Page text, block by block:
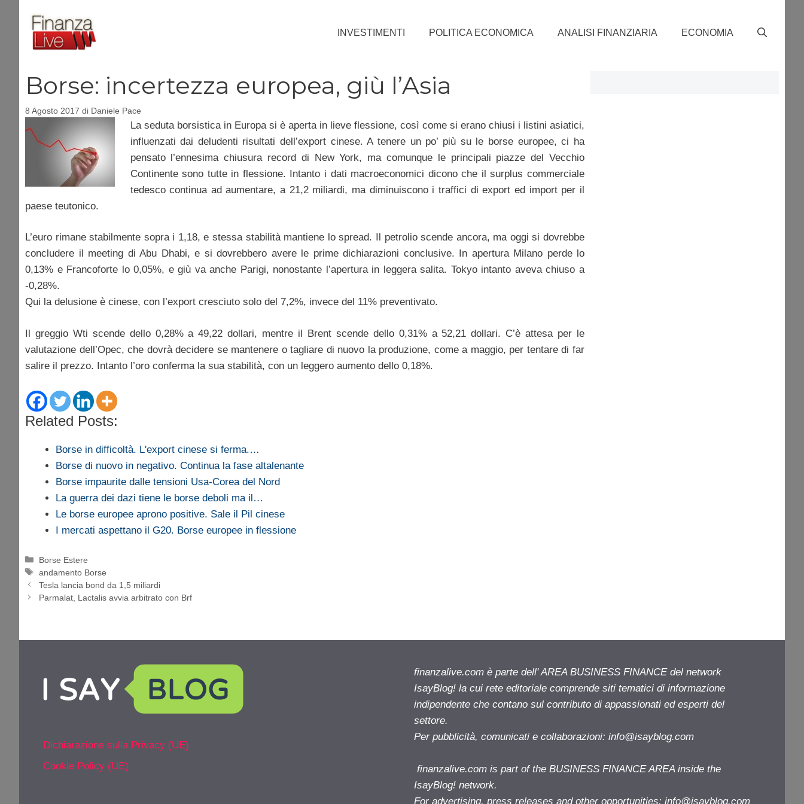
contenuto
INVESTIMENTI POLITICA ECONOMICA ANALISI FINANZIARIA ECONOMIA
Borse: incertezza europea, giù l’Asia
8 Agosto 2017 di Daniele Pace
La seduta borsistica in Europa si è aperta in lieve flessione, così come si erano chiusi i listini asiatici,
influenzati dai deludenti risultati dell’export cinese. A tenere un po’ più su le borse europee, ci ha
pensato l’ennesima chiusura record di New York, ma comunque le principali piazze del Vecchio
Continente sono tutte in flessione. Intanto i dati macroeconomici dicono che il surplus commerciale
tedesco continua ad aumentare, a 21,2 miliardi, ma diminuiscono i traffici di export ed import per il
paese teutonico.
L’euro rimane stabilmente sopra i 1,18, e stessa stabilità mantiene lo spread. Il petrolio scende ancora, ma oggi si dovrebbe
concludere il meeting di Abu Dhabi, e si dovrebbero avere le prime dichiarazioni conclusive. In apertura Milano perde lo
0,13% e Francoforte lo 0,05%, e giù va anche Parigi, nonostante l’apertura in leggera salita. Tokyo intanto aveva chiuso a
-0,28%.
Qui la delusione è cinese, con l’export cresciuto solo del 7,2%, invece del 11% preventivato.
Il greggio Wti scende dello 0,28% a 49,22 dollari, mentre il Brent scende dello 0,31% a 52,21 dollari. C’è attesa per le
valutazione dell’Opec, che dovrà decidere se mantenere o tagliare di nuovo la produzione, come a maggio, per tentare di far
salire il prezzo. Intanto l’oro conferma la sua stabilità, con un leggero aumento dello 0,18%.
Related Posts:
Borse in difficoltà. L'export cinese si ferma.…
Borse di nuovo in negativo. Continua la fase altalenante
Borse impaurite dalle tensioni Usa-Corea del Nord
La guerra dei dazi tiene le borse deboli ma il…
Le borse europee aprono positive. Sale il Pil cinese
I mercati aspettano il G20. Borse europee in flessione
Categorie
Borse Estere
Tag
andamento Borse
Tesla lancia bond da 1,5 miliardi
Parmalat, Lactalis avvia arbitrato con Brf
Dichiarazione sulla Privacy (UE)
Cookie Policy (UE)
finanzalive.com è parte dell' AREA BUSINESS FINANCE del network
IsayBlog! la cui rete editoriale comprende siti tematici di informazione
indipendente che contano sul contributo di appassionati ed esperti del
settore.
Per pubblicità, comunicati e collaborazioni: info@isayblog.com
finanzalive.com is part of the BUSINESS FINANCE AREA inside the
IsayBlog! network.
For advertising, press releases and other opportunities: info@isayblog.com